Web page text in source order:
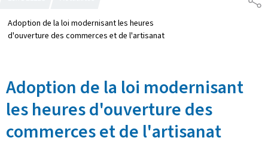
A
Adoption de la loi modernisant les heures
d'ouverture des commerces et de l'artisanat
Adoption de la loi modernisant
les heures d'ouverture des
commerces et de l'artisanat